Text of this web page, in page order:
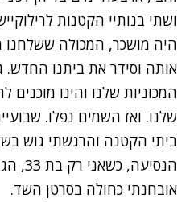
ושתי בנותיי הקטנות
היה מושכר, המכולה ששלחנו
אותה וסידר את ביתנו החדש.
המכוניות שלנו והינו
שלנו. ואז השמים נפלו.
ביתי הקטנה והרגשתי גוש
אובחנתי כחולה בסרטן השד.